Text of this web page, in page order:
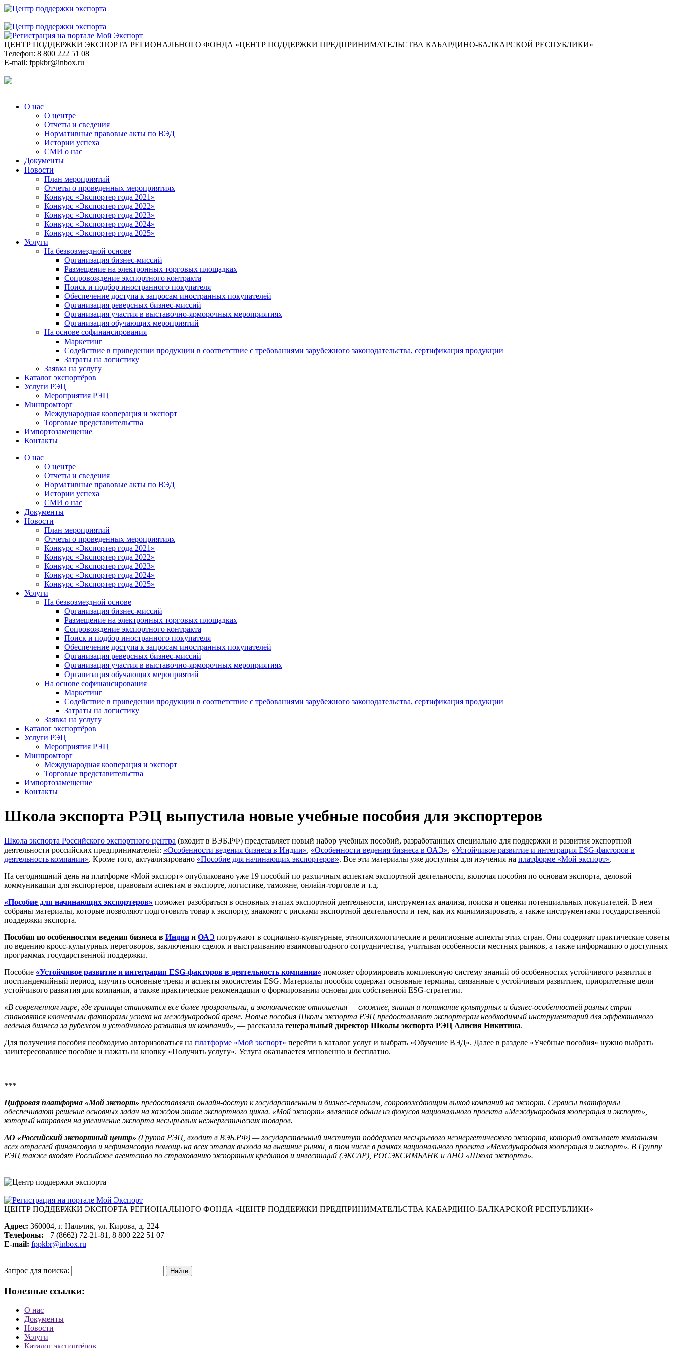
ЦЕНТР ПОДДЕРЖКИ ЭКСПОРТА РЕГИОНАЛЬНОГО ФОНДА «ЦЕНТР ПОДДЕРЖКИ ПРЕДПРИНИМАТЕЛЬСТВА КАБАРДИНО-БАЛКАРСКОЙ РЕСПУБЛИКИ»
Телефон: 8 800 222 51 08
E-mail: fppkbr@inbox.ru
О нас
О центре
Отчеты и сведения
Нормативные правовые акты по ВЭД
Истории успеха
СМИ о нас
Документы
Новости
План мероприятий
Отчеты о проведенных мероприятиях
Конкурс «Экспортер года 2021»
Конкурс «Экспортер года 2022»
Конкурс «Экспортер года 2023»
Конкурс «Экспортер года 2024»
Конкурс «Экспортер года 2025»
Услуги
На безвозмездной основе
Организация бизнес-миссий
Размещение на электронных торговых площадках
Сопровождение экспортного контракта
Поиск и подбор иностранного покупателя
Обеспечение доступа к запросам иностранных покупателей
Организация реверсных бизнес-миссий
Организация участия в выставочно-ярморочных мероприятиях
Организация обучающих мероприятий
На основе софинансирования
Маркетинг
Содействие в приведении продукции в соответствие с требованиями зарубежного законодательства, сертификация продукции
Затраты на логистику
Заявка на услугу
Каталог экспортёров
Услуги РЭЦ
Мероприятия РЭЦ
Минпромторг
Международная кооперация и экспорт
Торговые представительства
Импортозамещение
Контакты
О нас
О центре
Отчеты и сведения
Нормативные правовые акты по ВЭД
Истории успеха
СМИ о нас
Документы
Новости
План мероприятий
Отчеты о проведенных мероприятиях
Конкурс «Экспортер года 2021»
Конкурс «Экспортер года 2022»
Конкурс «Экспортер года 2023»
Конкурс «Экспортер года 2024»
Конкурс «Экспортер года 2025»
Услуги
На безвозмездной основе
Организация бизнес-миссий
Размещение на электронных торговых площадках
Сопровождение экспортного контракта
Поиск и подбор иностранного покупателя
Обеспечение доступа к запросам иностранных покупателей
Организация реверсных бизнес-миссий
Организация участия в выставочно-ярморочных мероприятиях
Организация обучающих мероприятий
На основе софинансирования
Маркетинг
Содействие в приведении продукции в соответствие с требованиями зарубежного законодательства, сертификация продукции
Затраты на логистику
Заявка на услугу
Каталог экспортёров
Услуги РЭЦ
Мероприятия РЭЦ
Минпромторг
Международная кооперация и экспорт
Торговые представительства
Импортозамещение
Контакты
Школа экспорта РЭЦ выпустила новые учебные пособия для экспортеров
Школа экспорта Российского экспортного центра (входит в ВЭБ.РФ) представляет новый набор учебных пособий, разработанных специально для поддержки и развития экспортной
деятельности российских предпринимателей: «Особенности ведения бизнеса в Индии», «Особенности ведения бизнеса в ОАЭ», «Устойчивое развитие и интеграция ESG-факторов в
деятельность компании». Кроме того, актуализировано «Пособие для начинающих экспортеров». Все эти материалы уже доступны для изучения на платформе «Мой экспорт».
На сегодняшний день на платформе «Мой экспорт» опубликовано уже 19 пособий по различным аспектам экспортной деятельности, включая пособия по основам экспорта, деловой
коммуникации для экспортеров, правовым аспектам в экспорте, логистике, таможне, онлайн-торговле и т.д.
«Пособие для начинающих экспортеров» поможет разобраться в основных этапах экспортной деятельности, инструментах анализа, поиска и оценки потенциальных покупателей. В нем
собраны материалы, которые позволяют подготовить товар к экспорту, знакомят с рисками экспортной деятельности и тем, как их минимизировать, а также инструментами государственной
поддержки экспорта.
Пособия по особенностям ведения бизнеса в Индии и ОАЭ погружают в социально-культурные, этнопсихологические и религиозные аспекты этих стран. Они содержат практические советы
по ведению кросс-культурных переговоров, заключению сделок и выстраиванию взаимовыгодного сотрудничества, учитывая особенности местных рынков, а также информацию о доступных
программах государственной поддержки.
Пособие «Устойчивое развитие и интеграция ESG-факторов в деятельность компании» поможет сформировать комплексную систему знаний об особенностях устойчивого развития в
постпандемийный период, изучить основные треки и аспекты экосистемы ESG. Материалы пособия содержат основные термины, связанные с устойчивым развитием, приоритетные цели
устойчивого развития для компании, а также практические рекомендации о формировании основы для собственной ESG-стратегии.
«В современном мире, где границы становятся все более прозрачными, а экономические отношения — сложнее, знания и понимание культурных и бизнес-особенностей разных стран
становятся ключевыми факторами успеха на международной арене. Новые пособия Школы экспорта РЭЦ предоставляют экспортерам необходимый инструментарий для эффективного
ведения бизнеса за рубежом и устойчивого развития их компаний», — рассказала генеральный директор Школы экспорта РЭЦ Алисия Никитина.
Для получения пособия необходимо авторизоваться на платформе «Мой экспорт» перейти в каталог услуг и выбрать «Обучение ВЭД». Далее в разделе «Учебные пособия» нужно выбрать
заинтересовавшее пособие и нажать на кнопку «Получить услугу». Услуга оказывается мгновенно и бесплатно.
***
Цифровая платформа «Мой экспорт» предоставляет онлайн-доступ к государственным и бизнес-сервисам, сопровождающим выход компаний на экспорт. Сервисы платформы
обеспечивают решение основных задач на каждом этапе экспортного цикла. «Мой экспорт» является одним из фокусов национального проекта «Международная кооперация и экспорт»,
который направлен на увеличение экспорта несырьевых неэнергетических товаров.
АО «Российский экспортный центр» (Группа РЭЦ, входит в ВЭБ.РФ) — государственный институт поддержки несырьевого неэнергетического экспорта, который оказывает компаниям
всех отраслей финансовую и нефинансовую помощь на всех этапах выхода на внешние рынки, в том числе в рамках национального проекта «Международная кооперация и экспорт». В Группу
РЭЦ также входят Российское агентство по страхованию экспортных кредитов и инвестиций (ЭКСАР), РОСЭКСИМБАНК и АНО «Школа экспорта».
ЦЕНТР ПОДДЕРЖКИ ЭКСПОРТА РЕГИОНАЛЬНОГО ФОНДА «ЦЕНТР ПОДДЕРЖКИ ПРЕДПРИНИМАТЕЛЬСТВА КАБАРДИНО-БАЛКАРСКОЙ РЕСПУБЛИКИ»
Адрес: 360004, г. Нальчик, ул. Кирова, д. 224
Телефоны: +7 (8662) 72-21-81, 8 800 222 51 07
E-mail: fppkbr@inbox.ru
Запрос для поиска:
Полезные ссылки:
О нас
Документы
Новости
Услуги